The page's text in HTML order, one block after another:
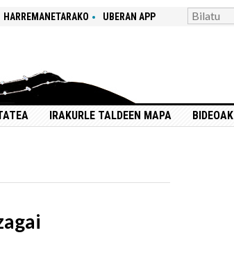
HARREMANETARAKO UBERAN APP
IRAKURLE TALDEEN MAPA BIDEOAK